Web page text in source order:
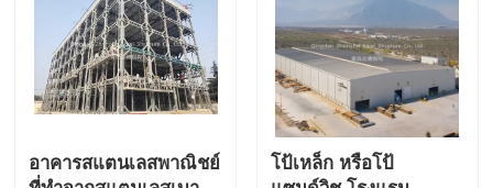
อาคารสแตนเลสพาณิชย์
โป้เหล็ก หรือโป้